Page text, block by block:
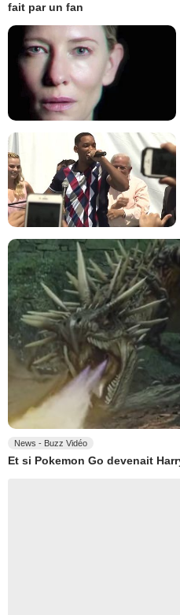
fait par un fan
News - Buzz Vidéo
Et si Pokemon Go devenait